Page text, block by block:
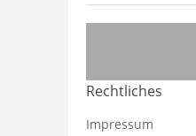
Rechtliches
Impressum